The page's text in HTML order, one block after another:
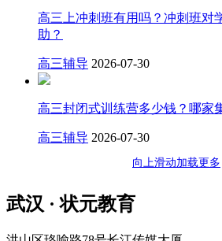
高三上冲刺班有用吗？冲刺班对
助？
高三辅导 2026-07-30
高三封闭式训练营多少钱？哪家
高三辅导 2026-07-30
向上滑动加载更多
武汉 · 状元教育